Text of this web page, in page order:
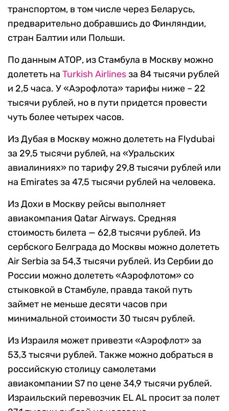
транспортом, в том числе через Беларусь,
предварительно добравшись до Финляндии,
стран Балтии или Польши.
По данным АТОР, из Стамбула в Москву можно
долететь на Turkish Airlinesза 84 тысячи рублей
и 2,5 часа. У «Аэрофлота» тарифы ниже – 22
тысячи рублей, но в пути придется провести
чуть более четырех часов.
Из Дубая в Москву можно долететь на Flydubai
за 29,5 тысячи рублей, на «Уральских
авиалиниях» по тарифу 29,8 тысячи рублей или
на Emirates за 47,5 тысячи рублей на человека.
Из Дохи в Москву рейсы выполняет
авиакомпания Qatar Airways. Средняя
стоимость билета — 62,8 тысячи рублей. Из
сербского Белграда до Москвы можно долететь
Air Serbia за 54,3 тысячи рублей. Из Сербии до
России можно долететь «Аэрофлотом» со
стыковкой в Стамбуле, правда такой путь
займет не меньше десяти часов при
минимальной стоимости 30 тысяч рублей.
Из Израиля может привезти «Аэрофлот» за
53,3 тысячи рублей. Также можно добраться в
российскую столицу самолетами
авиакомпании S7 по цене 34,9 тысячи рублей.
Израильский перевозчик EL AL просит за полет